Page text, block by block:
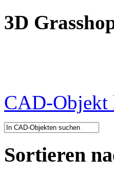
3D
CAD-Objekt
Sortieren